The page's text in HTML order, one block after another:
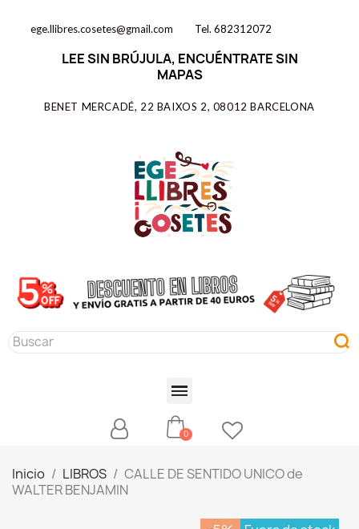
ege.llibres.cosetes@gmail.com Tel. 682312072
LEE SIN BRÚJULA, ENCUÉNTRATE SIN
MAPAS
BENET MERCADÉ, 22 BAIXOS 2, 08012 BARCELONA
Inicio LIBROS
CALLE DE SENTIDO UNICO de
WALTER BENJAMIN